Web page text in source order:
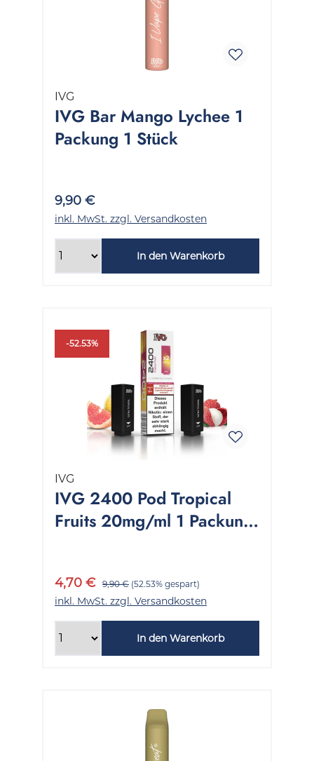
IVG
IVG Bar Mango Lychee 1
Packung 1 Stück
9,90 €
inkl. MwSt. zzgl. Versandkosten
In den Warenkorb
-52.53%
IVG
IVG 2400 Pod Tropical
Fruits 20mg/ml 1 Packung
4,70 € 9,90 € (52.53% gespart)
inkl. MwSt. zzgl. Versandkosten
In den Warenkorb